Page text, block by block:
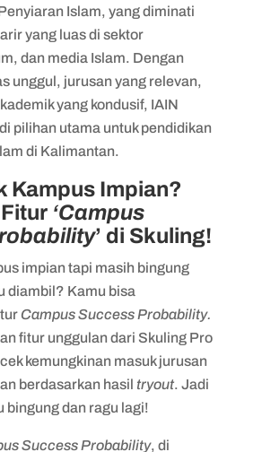
Islam, yang diminati
yang luas di sektor
dan media Islam. Dengan
unggul, jurusan yang relevan,
yang kondusif, IAIN
pilihan utama untuk pendidikan
di Kalimantan.
Kampus Impian?
‘Campus
’ di Skuling!
impian tapi masih bingung
diambil? Kamu bisa
Campus Success Probability.
fitur unggulan dari Skuling Pro
kemungkinan masuk jurusan
berdasarkan hasil tryout. Jadi
bingung dan ragu lagi!
Success Probability, di